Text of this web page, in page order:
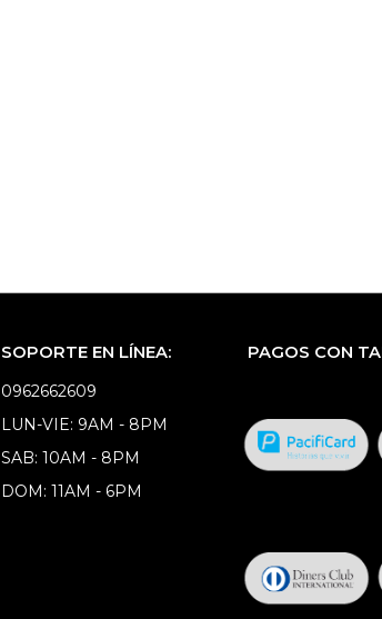
SOPORTE EN LÍNEA:
0962662609
LUN-VIE: 9AM - 8PM
SAB: 10AM - 8PM
DOM: 11AM - 6PM
PAGOS CON